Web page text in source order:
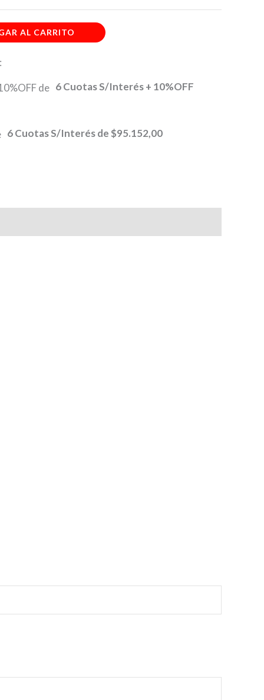
AL CARRITO
6 Cuotas S/Interés + 10%OFF
6 Cuotas S/Interés de$95.152,00